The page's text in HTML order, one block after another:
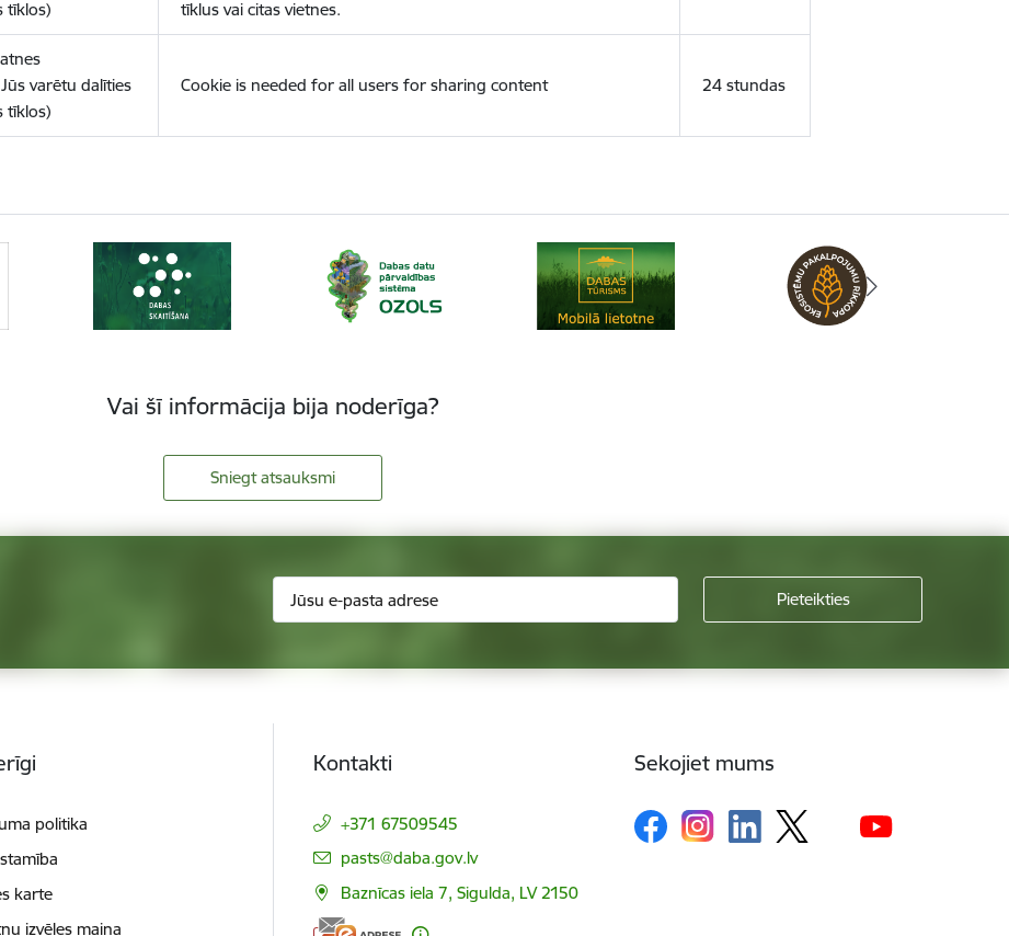
tīklos)
tīklus vai citas vietnes.
varētu dalīties
tīklos)
Cookie is needed for all users for sharing content 24 stundas
Vai šī informācija bija noderīga?
Sniegt atsauksmi
politika
karte
izvēles maiņa
Kontakti
+371 67509545
E-pasts:
pasts@daba.gov.lv
Baznīcas iela 7, Sigulda, LV 2150
Sekojiet mums